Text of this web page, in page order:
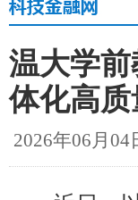
温大学
体化高
2026年06月04